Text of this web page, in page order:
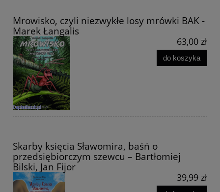
Mrowisko, czyli niezwykłe losy mrówki BAK -
Marek Łangalis
63,00 zł
do koszyka
Skarby księcia Sławomira, baśń o
przedsiębiorczym szewcu – Bartłomiej
Bilski, Jan Fijor
39,99 zł